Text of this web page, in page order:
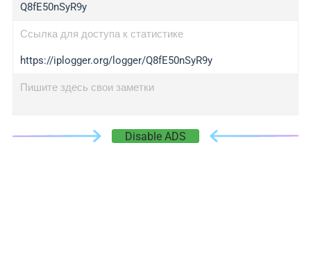
Q8fE50nSyR9y
Ссылка для доступа к статистике
https://iplogger.org/logger/Q8fE50nSyR9y
Пишите здесь свои заметки
Disable ADS